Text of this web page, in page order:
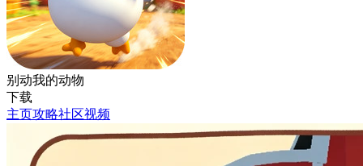
别动我的动物
下载
主页攻略社区视频